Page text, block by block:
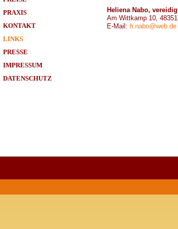
PRAXIS
KONTAKT
LINKS
PRESSE
IMPRESSUM
DATENSCHUTZ
Heliena Nabo,
Am Wittkamp 10,
E-Mail: h.nabo@web.de